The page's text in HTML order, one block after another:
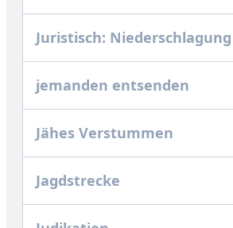
Juristisch: Niederschlagung
jemanden entsenden
Jähes Verstummen
Jagdstrecke